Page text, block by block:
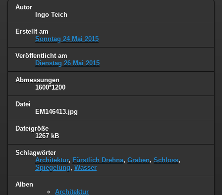
Autor
Ingo Teich
Erstellt am
Sonntag 24 Mai 2015
Veröffentlicht am
Dienstag 26 Mai 2015
Abmessungen
1600*1200
Datei
EM146413.jpg
Dateigröße
1267 kB
Schlagwörter
Architektur, Fürstlich Drehna, Graben, Schloss,
Spiegelung, Wasser
Alben
Architektur